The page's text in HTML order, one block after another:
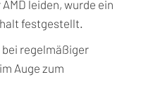
leiden, wurde ein
festgestellt.
regelmäßiger
Auge zum